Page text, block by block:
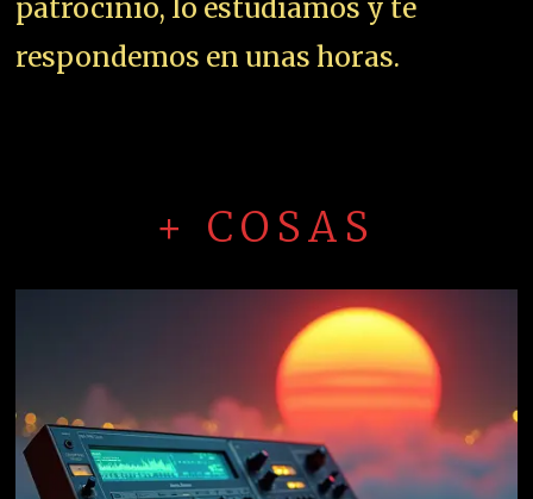
patrocinio, lo estudiamos y te
respondemos en unas horas.
+ COSAS